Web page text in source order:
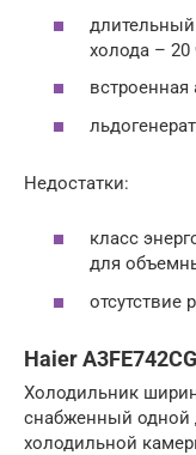
холода – 20
встроенная
Недостатки:
класс
для
отсутствие
Haier
Холодильник
снабженный одной
холодильной